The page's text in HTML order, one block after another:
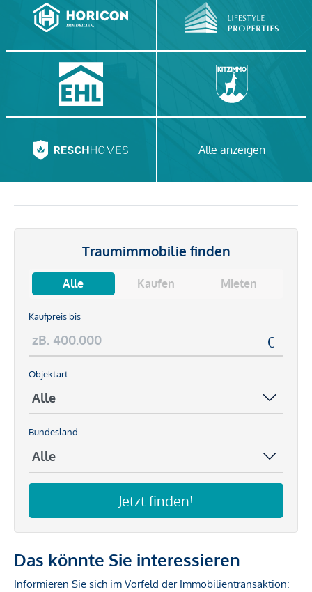
Alle anzeigen
Traumimmobilie finden
Alle Kaufen Mieten
Kaufpreis bis
Objektart
Bundesland
Jetzt finden!
Das könnte Sie interessieren
Informieren Sie sich im Vorfeld der Immobilientransaktion: